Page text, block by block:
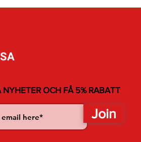
NYHETER OCH FÅ 5% RABATT
Join